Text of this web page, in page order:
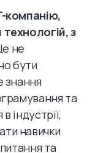
компанію,
з
не
бути
знання
та
індустрії,
навички
та